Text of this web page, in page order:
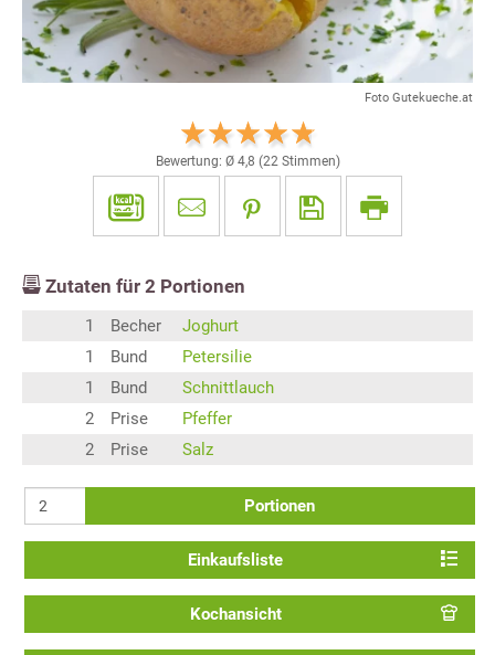
Foto Gutekueche.at
Bewertung: Ø 4,8 (22Stimmen)
Zutaten für 2 Portionen
1 Becher
Joghurt
1
Bund
Petersilie
1
Bund
Schnittlauch
2
Prise
Pfeffer
2
Prise Salz
Portionen
Einkaufsliste
Kochansicht